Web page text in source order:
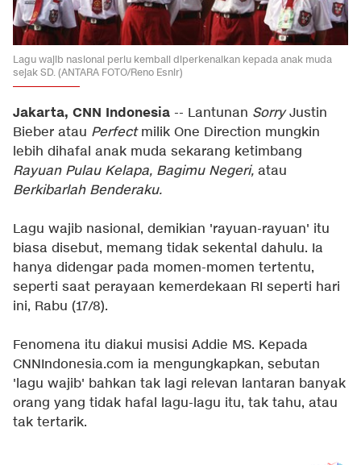
Lagu wajib nasional perlu kembali diperkenalkan kepada anak muda
sejak SD. (ANTARA FOTO/Reno Esnir)
Jakarta, CNN Indonesia -- Lantunan SorryJustin
Bieber atau Perfectmilik One Direction mungkin
lebih dihafal anak muda sekarang ketimbang
Rayuan Pulau Kelapa, Bagimu Negeri, atau
Berkibarlah Benderaku.
Lagu wajib nasional, demikian 'rayuan-rayuan' itu
biasa disebut, memang tidak sekental dahulu. Ia
hanya didengar pada momen-momen tertentu,
seperti saat perayaan kemerdekaan RI seperti hari
ini, Rabu (17/8).
Fenomena itu diakui musisi Addie MS. Kepada
CNNIndonesia.com ia mengungkapkan, sebutan
'lagu wajib' bahkan tak lagi relevan lantaran banyak
orang yang tidak hafal lagu-lagu itu, tak tahu, atau
tak tertarik.